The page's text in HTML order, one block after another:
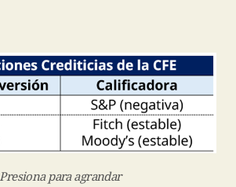
Presiona para agrandar